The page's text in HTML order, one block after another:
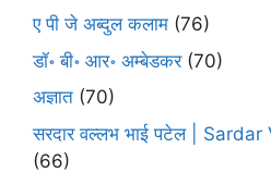
ए पी जे अब्दुल कलाम (76)
डॉ॰ बी॰ आर॰ अम्बेडकर(70)
अज्ञात (70)
सरदार वल्लभ भाई पटेल |
(66)